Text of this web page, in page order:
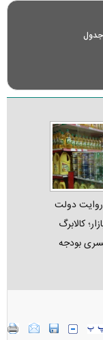
جدول
دولت
کالابرگ
بودجه